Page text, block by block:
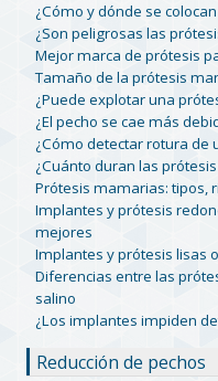
¿Cómo y dónde se
¿Son peligrosas las
Mejor marca de prótesis
Tamaño de la prótesis
¿Puede explotar una
¿El pecho se cae más
¿Cómo detectar rotura de
¿Cuánto duran las
Prótesis mamarias: tipos,
Implantes y prótesis
mejores
Implantes y prótesis lisas
Diferencias entre las
salino
¿Los implantes impiden
Reducción de pechos